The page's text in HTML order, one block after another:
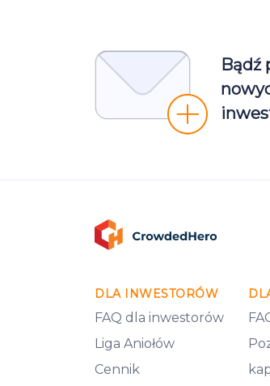
Bądź
DLA INWESTORÓW
FAQ dla inwestorów
Liga Aniołów
Cennik